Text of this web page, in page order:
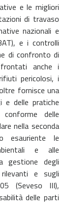
e le migliori
di travaso
nazionali e
e i controlli
di confronto di
anche i
pericolosi, i
fornisce una
e delle pratiche
delle
nella seconda
esauriente le
e alle
gestione degli
e sugli
(Seveso III),
delle parti